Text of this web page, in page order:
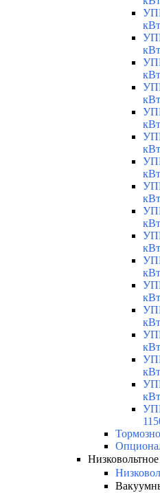
кВт
кВт
кВт
кВт
кВт
кВт
кВт
кВт
кВт
кВт
кВт
кВт
кВт
кВт
кВт
кВт